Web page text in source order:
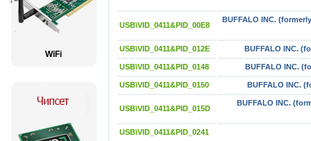
WiFi
USB\VID_0411&PID_00E8
BUFFALO INC.
USB\VID_0411&PID_012E BUFFALO INC.
USB\VID_0411&PID_0148 BUFFALO INC.
USB\VID_0411&PID_0150 BUFFALO INC.
USB\VID_0411&PID_015D
BUFFALO INC.
USB\VID_0411&PID_0241